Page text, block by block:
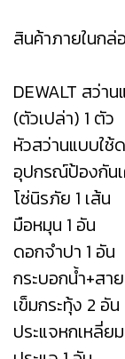
สินค้าภายในกล่
DEWALT สว่า
(ตัวเปล่า) 1 ตัว
หัวสว่านแบบใช้
อุปกรณ์ป้องกัน
โซ่นิรภัย 1 เส้น
มือหมุน 1 อัน
ดอกจำปา 1 อัน
กระบอกน้ำ+สา
เข็มกระทุ้ง 2 อัน
ประแจหกเหลี่ย